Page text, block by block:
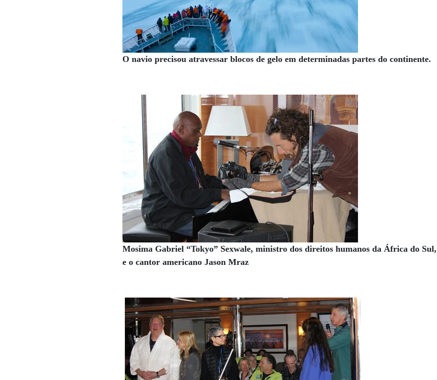
O navio precisou atravessar blocos de gelo em determinadas partes do continente.
Mosima Gabriel “Tokyo” Sexwale, ministro dos direitos humanos da África do Sul,
e o cantor americano Jason Mraz